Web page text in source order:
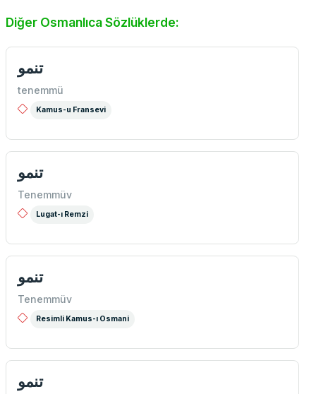
Diğer Osmanlıca Sözlüklerde:
تنمو
tenemmü
Kamus-u Fransevi
تنمو
Tenemmüv
Lugat-ı Remzi
تنمو
Tenemmüv
Resimli Kamus-ı Osmani
تنمو